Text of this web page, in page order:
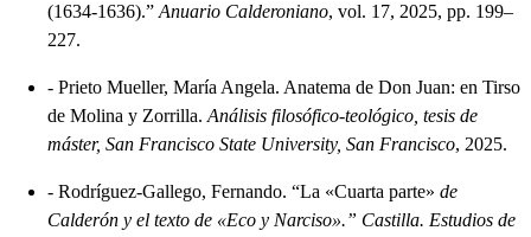
(1634-1636).” Anuario Calderoniano, vol. 17, 2025, pp. 199–
227.
- Prieto Mueller, María Angela. Anatema de Don Juan: en Tirso
de Molina y Zorrilla. Análisis filosófico-teológico, tesis de
máster, San Francisco State University, San Francisco, 2025.
- Rodríguez-Gallego, Fernando. “La «Cuarta parte» de
Calderón y el texto de «Eco y Narciso».” Castilla. Estudios de